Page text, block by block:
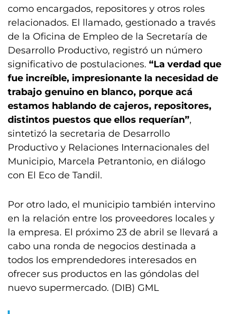
como encargados, repositores y otros roles
relacionados. El llamado, gestionado a través
de la Oficina de Empleo de la Secretaría de
Desarrollo Productivo, registró un número
significativo de postulaciones. “La verdad que
fue increíble, impresionante la necesidad de
trabajo genuino en blanco, porque acá
estamos hablando de cajeros, repositores,
distintos puestos que ellos requerían”,
sintetizó la secretaria de Desarrollo
Productivo y Relaciones Internacionales del
Municipio, Marcela Petrantonio, en diálogo
con El Eco de Tandil.
Por otro lado, el municipio también intervino
en la relación entre los proveedores locales y
la empresa. El próximo 23 de abril se llevará a
cabo una ronda de negocios destinada a
todos los emprendedores interesados en
ofrecer sus productos en las góndolas del
nuevo supermercado. (DIB) GML